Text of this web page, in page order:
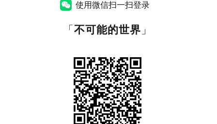
使用微信扫一扫登录
「不可能的世界 」